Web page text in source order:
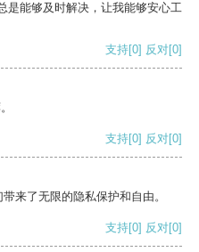
是能够及时解决，让我能够安心工
支持[0] 反对[0]
支持[0] 反对[0]
来了无限的隐私保护和自由。
支持[0] 反对[0]